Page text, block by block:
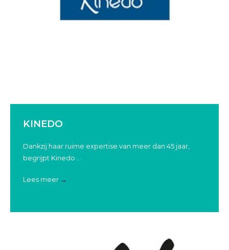
KINEDO
Dankzij haar ruime expertise van meer dan 45 jaar,
begrijpt Kinedo ...
Lees meer →